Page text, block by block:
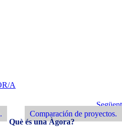
A
Següent
Entrada
Següent
Comparación de proyectos.
Què és una Àgora?